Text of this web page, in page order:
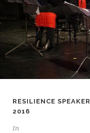
RESILIENCE
2016
In